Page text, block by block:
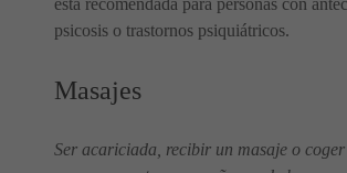
está recomendada para personas con
psicosis o trastornos psiquiátricos.
Masajes
Ser acariciada, recibir un masaje o